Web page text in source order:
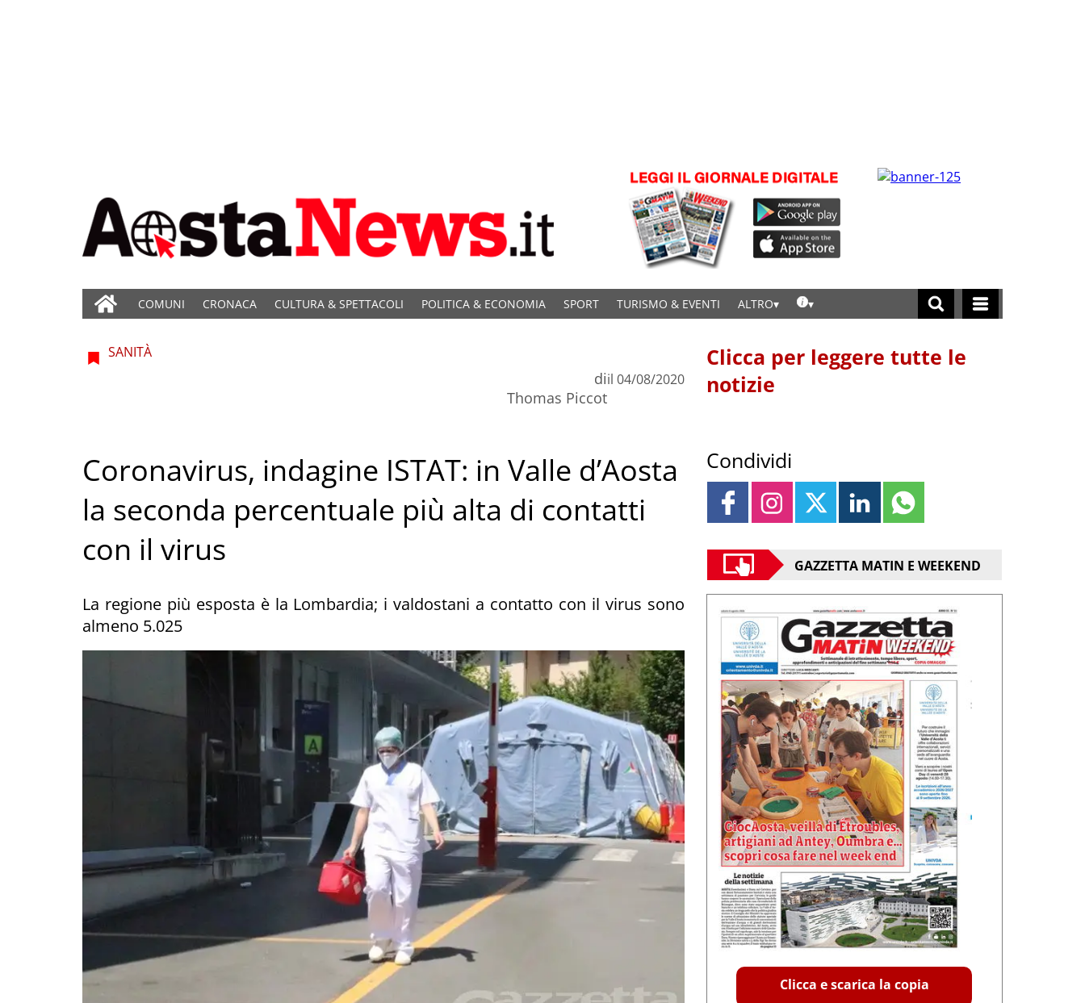
COMUNI CRONACA CULTURA & SPETTACOLI POLITICA & ECONOMIA SPORT TURISMO & EVENTI ALTRO
SANITÀ
di
Thomas Piccot
il 04/08/2020
Coronavirus, indagine ISTAT: in Valle d’Aosta
la seconda percentuale più alta di contatti
con il virus
La regione più esposta è la Lombardia; i valdostani a contatto con il virus sono
almeno 5.025
Clicca per leggere tutte le
notizie
Condividi
GAZZETTA MATIN E WEEKEND
Clicca e scarica la copia